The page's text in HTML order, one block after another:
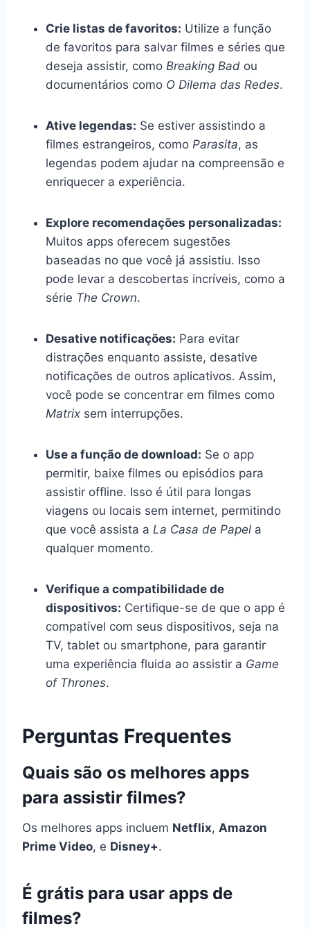
Crie listas de favoritos: Utilize a função
de favoritos para salvar filmes e séries que
deseja assistir, como Breaking Bad ou
documentários como O Dilema das Redes.
Ative legendas: Se estiver assistindo a
filmes estrangeiros, como Parasita, as
legendas podem ajudar na compreensão e
enriquecer a experiência.
Explore recomendações personalizadas:
Muitos apps oferecem sugestões
baseadas no que você já assistiu. Isso
pode levar a descobertas incríveis, como a
série The Crown.
Desative notificações: Para evitar
distrações enquanto assiste, desative
notificações de outros aplicativos. Assim,
você pode se concentrar em filmes como
Matrix sem interrupções.
Use a função de download: Se o app
permitir, baixe filmes ou episódios para
assistir offline. Isso é útil para longas
viagens ou locais sem internet, permitindo
que você assista a La Casa de Papel a
qualquer momento.
Verifique a compatibilidade de
dispositivos: Certifique-se de que o app é
compatível com seus dispositivos, seja na
TV, tablet ou smartphone, para garantir
uma experiência fluida ao assistir a Game
of Thrones.
Perguntas Frequentes
Quais são os melhores apps
para assistir filmes?
Os melhores apps incluem Netflix, Amazon
Prime Video, e Disney+.
É grátis para usar apps de
filmes?